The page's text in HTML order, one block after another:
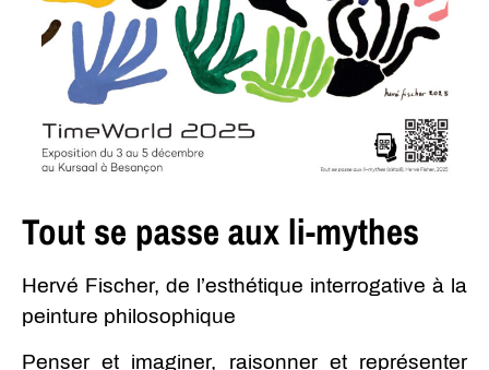
Tout se passe aux li-mythes
Hervé Fischer, de l’esthétique interrogative à la
peinture philosophique
Penser et imaginer, raisonner et représenter